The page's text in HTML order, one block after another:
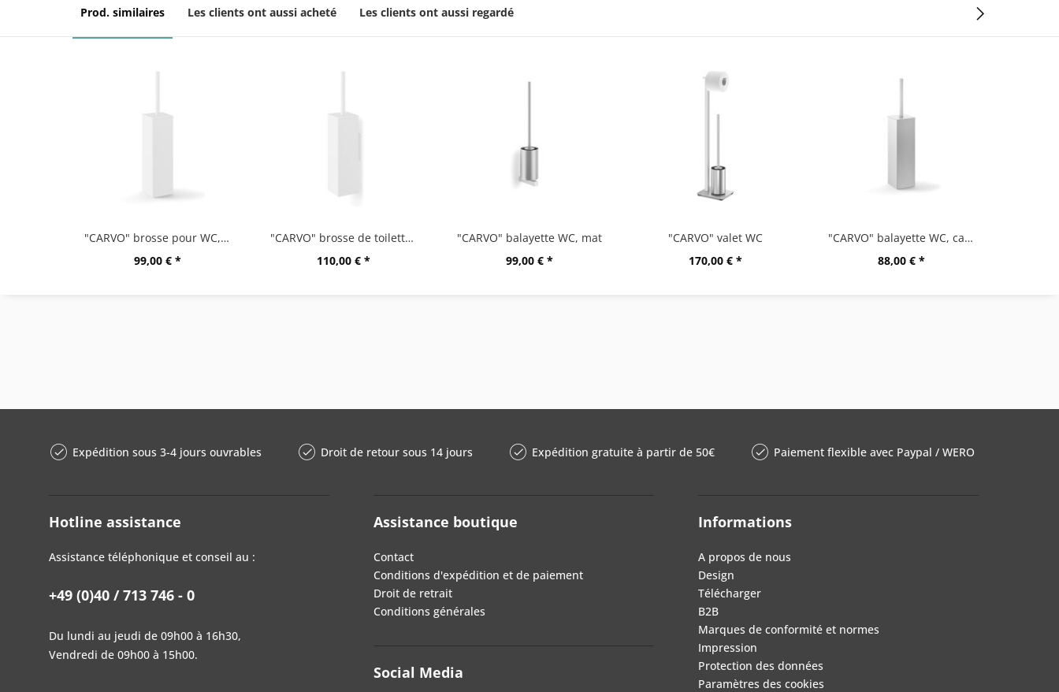
Prod. similaires Les clients ont aussi acheté Les clients ont aussi regardé
"CARVO" brosse pour WC, carrée, blanche
99,00 € *
"CARVO" brosse de toilette murale, carrée, blanche
110,00 € *
"CARVO" balayette WC, mat
99,00 € *
"CARVO" valet WC
170,00 € *
"CARVO" balayette WC, carré
88,00 € *
Expédition sous 3-4 jours ouvrables Droit de retour sous 14 jours Expédition gratuite à partir de 50€ Paiement flexible avec Paypal / WERO
Hotline assistance
Assistance téléphonique et conseil au :
+49 (0)40 / 713 746 - 0
Du lundi au jeudi de 09h00 à 16h30,
Vendredi de 09h00 à 15h00.
Assistance boutique
Contact
Conditions d'expédition et de paiement
Droit de retrait
Conditions générales
Social Media
Informations
A propos de nous
Design
Télécharger
B2B
Marques de conformité et normes
Impression
Protection des données
Paramètres des cookies